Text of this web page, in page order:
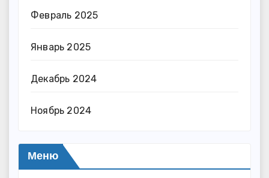
Февраль 2025
Январь 2025
Декабрь 2024
Ноябрь 2024
Меню